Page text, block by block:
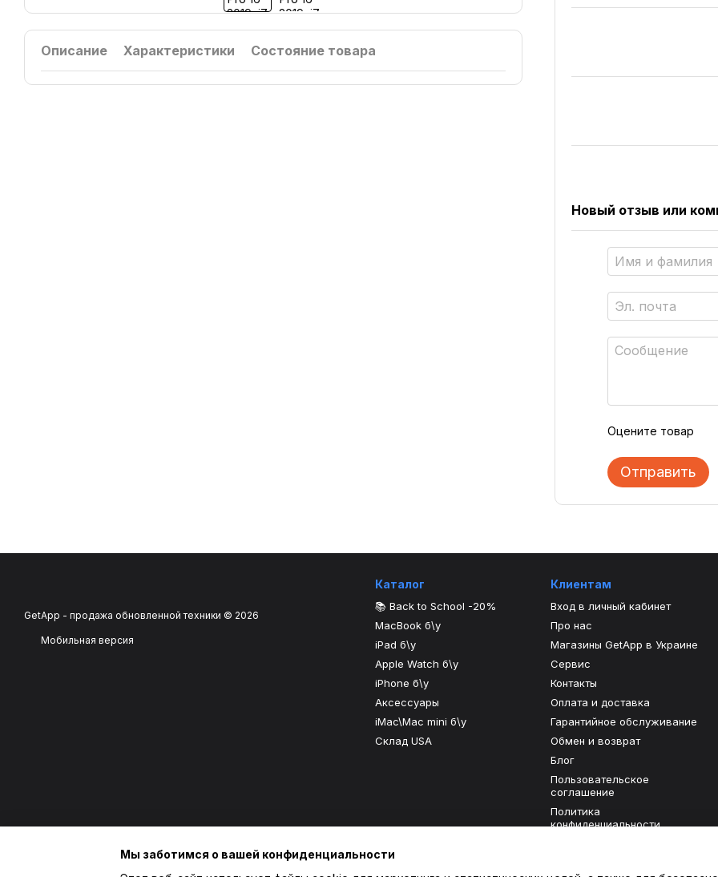
Описание Характеристики Состояние товара
Новый отзыв или
Оцените товар
Отправить
GetApp - продажа обновленной техники © 2026
Мобильная версия
Каталог
📚 Back to School -20%
MacBook б\у
iPad б\у
Apple Watch б\у
iPhone б\у
Аксессуары
iMac\Mac mini б\у
Склад USA
Клиентам
Вход в личный кабинет
Про нас
Магазины GetApp в Украине
Сервис
Контакты
Оплата и доставка
Гарантийное обслуживание
Обмен и возврат
Блог
Пользовательское
соглашение
Политика
конфиденциальности
Мы заботимся о вашей конфиденциальности